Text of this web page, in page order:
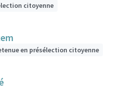
citoyenne
en présélection citoyenne